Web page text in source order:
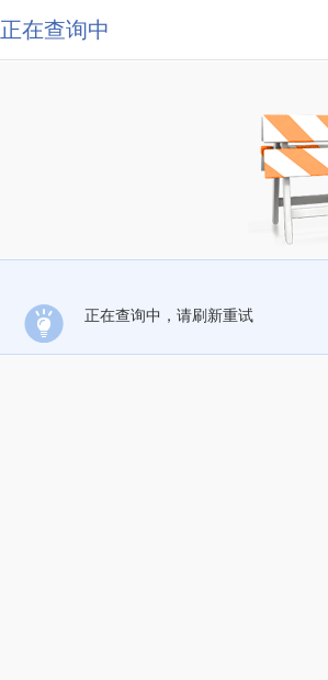
正在查询中
正在查询中，请刷新重试